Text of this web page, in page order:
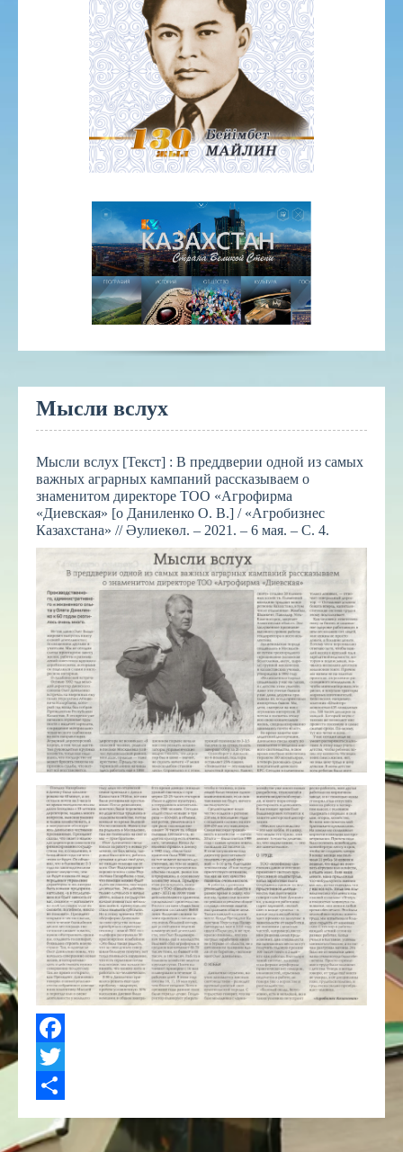
Мысли вслух
Мысли вслух [Текст] : В преддверии одной из самых
важных аграрных кампаний рассказываем о
знаменитом директоре ТОО «Агрофирма
«Диевская» [о Даниленко О. В.] / «Агробизнес
Казахстана» // Әулиекөл. – 2021. – 6 мая. – С. 4.
Facebook
Twitter